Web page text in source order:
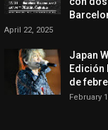
April 22, 2025
Japan
Edición
de
February